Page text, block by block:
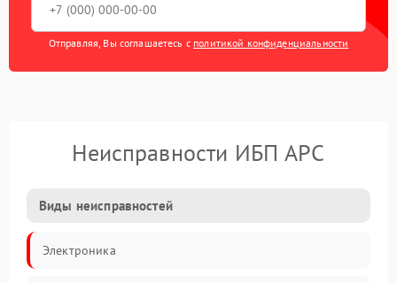
Отправляя, Вы соглашаетесь с политикой конфиденциальности
Неисправности ИБП APC
Виды неисправностей
Электроника